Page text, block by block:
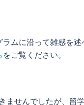
ムに沿って雑感を述
をご覧ください。
ませんでしたが、留